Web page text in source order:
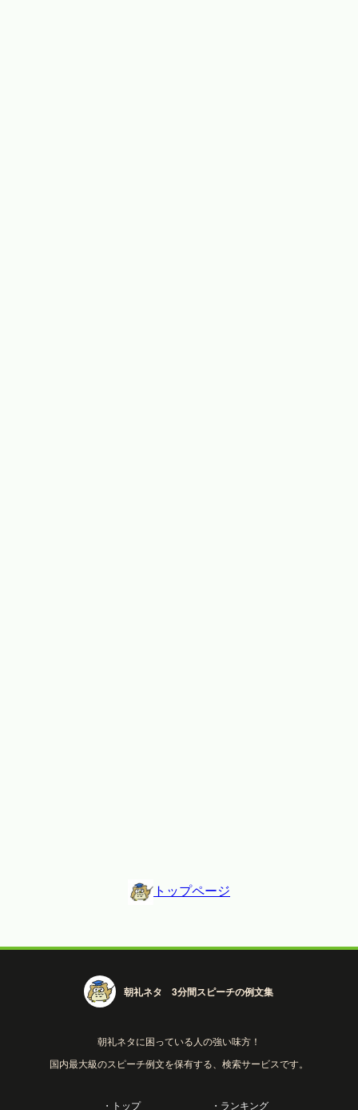
トップページ
朝礼ネタ 3分間スピーチの例文集
朝礼ネタに困っている人の強い味方！
国内最大級のスピーチ例文を保有する、検索サービスです。
・トップ ・ランキング